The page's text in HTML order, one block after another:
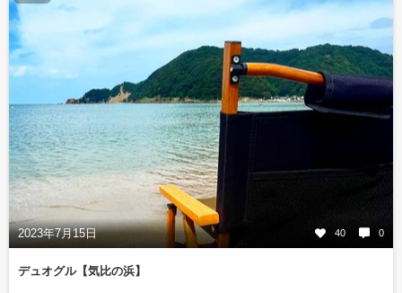
2023年7月15日 40 0
デュオグル【気比の浜】